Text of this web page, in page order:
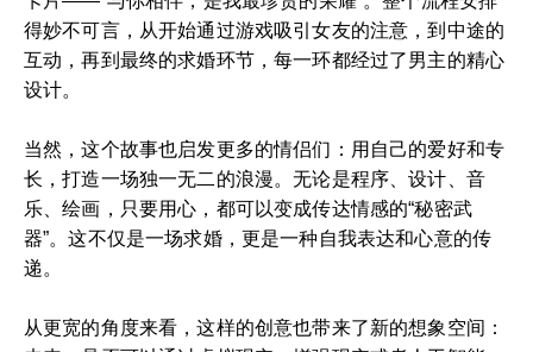
得妙不可言，从开始通过游戏吸引女友的注意，到中途的
互动，再到最终的求婚环节，每一环都经过了男主的精心
设计。
当然，这个故事也启发更多的情侣们：用自己的爱好和专
长，打造一场独一无二的浪漫。无论是程序、设计、音
乐、绘画，只要用心，都可以变成传达情感的“秘密武
器”。这不仅是一场求婚，更是一种自我表达和心意的传
递。
从更宽的角度来看，这样的创意也带来了新的想象空间：